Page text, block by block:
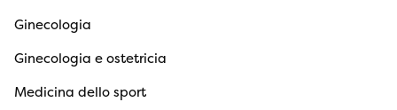
Ginecologia
Ginecologia e ostetricia
Medicina dello sport